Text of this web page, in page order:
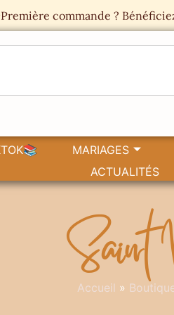
commande ?
MARIAGES
ACTUALITÉS
Saint
Accueil »